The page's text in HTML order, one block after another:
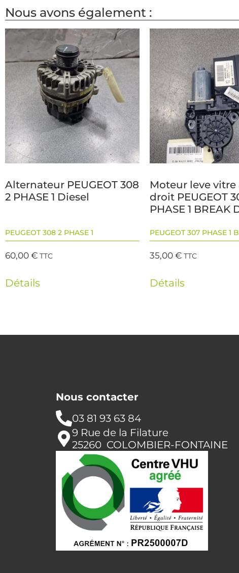
Nous avons également :
Alternateur PEUGEOT 308
2 PHASE 1 Diesel
PEUGEOT 308 2 PHASE 1
60,00€ TTC
Détails
Moteur leve vitre
droit PEUGEOT
PHASE 1 BREAK
PEUGEOT 307 PHASE 1
35,00€ TTC
Détails
Nous contacter
03 81 93 63 84
9 Rue de la Filature
25260 COLOMBIER-FONTAINE